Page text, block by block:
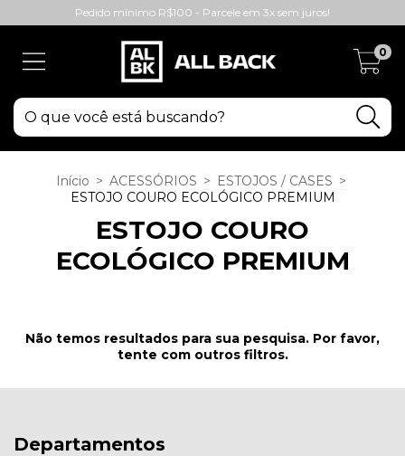
Pedido mínimo R$100 - Parcele em 3x sem juros!
0
Início > ACESSÓRIOS > ESTOJOS / CASES >
ESTOJO COURO ECOLÓGICO PREMIUM
ESTOJO COURO
ECOLÓGICO PREMIUM
Não temos resultados para sua pesquisa. Por favor,
tente com outros filtros.
Departamentos